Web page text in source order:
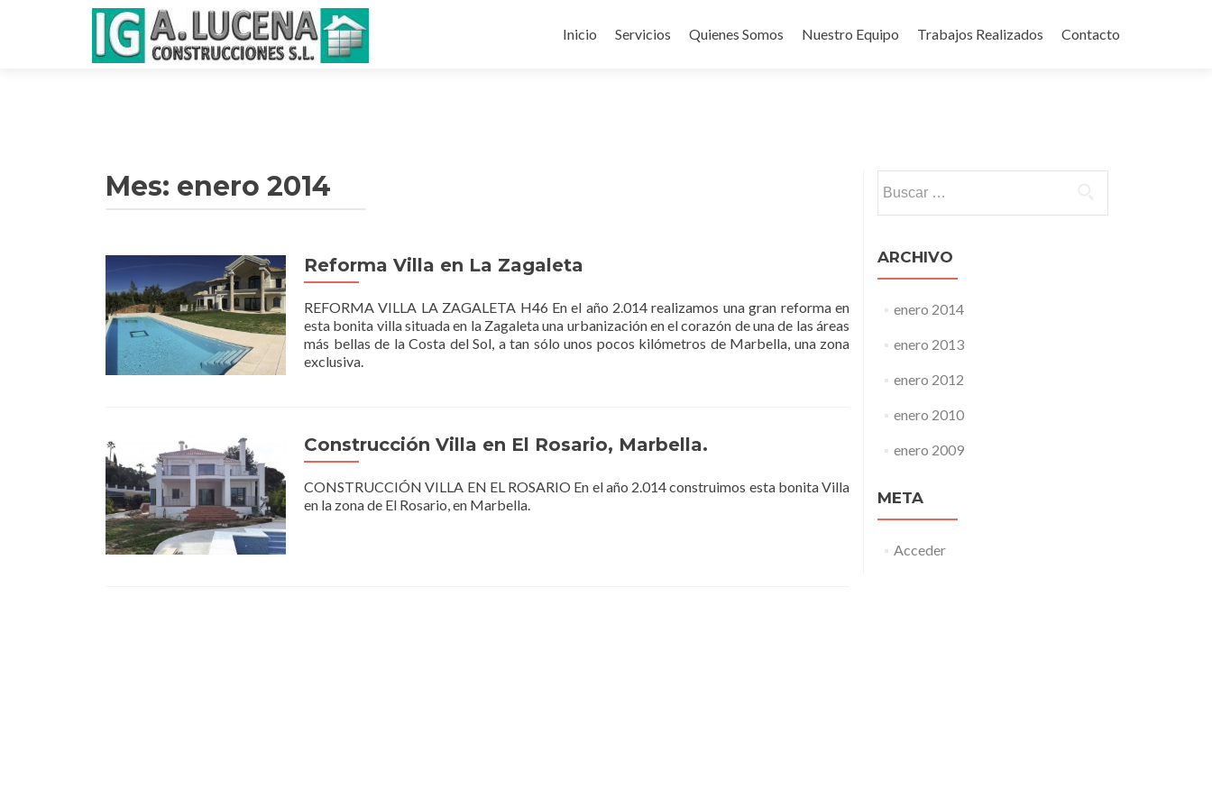
Este sitio usa cookies para mejorar la experiencia de navegación y uso de la web.
al
Inicio Servicios Quienes Somos Nuestro Equipo Trabajos Realizados Contacto
Mes: enero 2014
Reforma Villa en La Zagaleta
REFORMA VILLA LA ZAGALETA H46 En el año 2.014 realizamos una gran reforma en
esta bonita villa situada en la Zagaleta una urbanización en el corazón de una de las áreas
más bellas de la Costa del Sol, a tan sólo unos pocos kilómetros de Marbella, una zona
exclusiva.
Construcción Villa en El Rosario, Marbella.
CONSTRUCCIÓN VILLA EN EL ROSARIO En el año 2.014 construimos esta bonita Villa
en la zona de El Rosario, en Marbella.
ARCHIVO
enero 2014
enero 2013
enero 2012
enero 2010
enero 2009
META
Acceder